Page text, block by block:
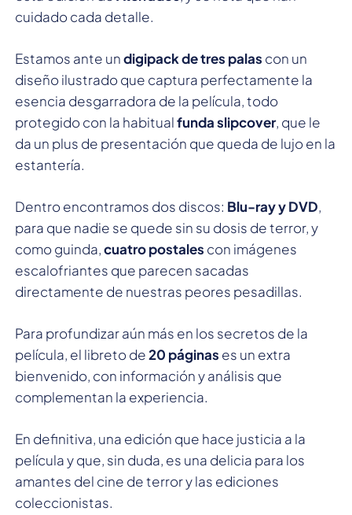
cuidado cada detalle.
Estamos ante undigipack de tres palas con un
diseño ilustrado que captura perfectamente la
esencia desgarradora de la película, todo
protegido con la habitualfunda slipcover, que le
da un plus de presentación que queda de lujo en la
estantería.
Dentro encontramos dos discos: Blu-ray y DVD,
para que nadie se quede sin su dosis de terror, y
como guinda,cuatro postales con imágenes
escalofriantes que parecen sacadas
directamente de nuestras peores pesadillas.
Para profundizar aún más en los secretos de la
película, el libreto de20 páginas es un extra
bienvenido, con información y análisis que
complementan la experiencia.
En definitiva, una edición que hace justicia a la
película y que, sin duda, es una delicia para los
amantes del cine de terror y las ediciones
coleccionistas.